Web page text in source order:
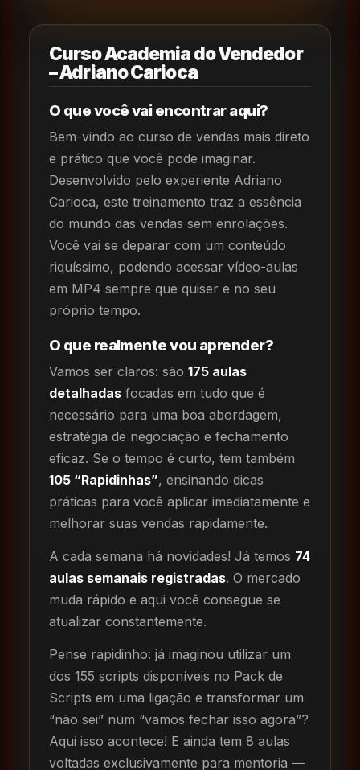
Curso Academia do Vendedor
– Adriano Carioca
O que você vai encontrar aqui?
Bem-vindo ao curso de vendas mais direto
e prático que você pode imaginar.
Desenvolvido pelo experiente Adriano
Carioca, este treinamento traz a essência
do mundo das vendas sem enrolações.
Você vai se deparar com um conteúdo
riquíssimo, podendo acessar vídeo-aulas
em MP4 sempre que quiser e no seu
próprio tempo.
O que realmente vou aprender?
Vamos ser claros: são 175 aulas
detalhadas focadas em tudo que é
necessário para uma boa abordagem,
estratégia de negociação e fechamento
eficaz. Se o tempo é curto, tem também
105 “Rapidinhas”, ensinando dicas
práticas para você aplicar imediatamente e
melhorar suas vendas rapidamente.
A cada semana há novidades! Já temos 74
aulas semanais registradas. O mercado
muda rápido e aqui você consegue se
atualizar constantemente.
Pense rapidinho: já imaginou utilizar um
dos 155 scripts disponíveis no Pack de
Scripts em uma ligação e transformar um
“não sei” num “vamos fechar isso agora”?
Aqui isso acontece! E ainda tem 8 aulas
voltadas exclusivamente para mentoria —